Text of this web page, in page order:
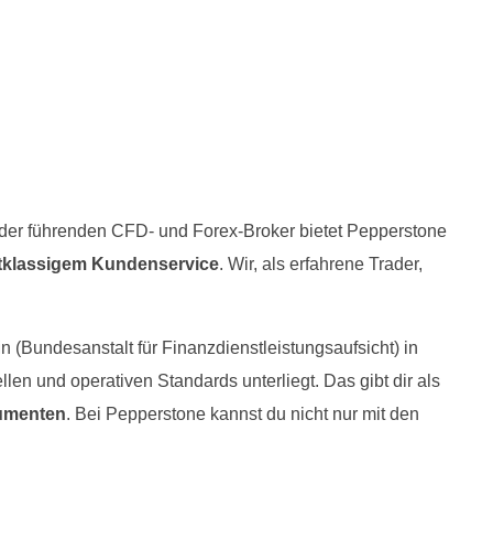
führenden CFD- und Forex-Broker bietet Pepperstone
Kundenservice. Wir, als erfahrene Trader,
(Bundesanstalt für Finanzdienstleistungsaufsicht) in
und operativen Standards unterliegt. Das gibt dir als
. Bei Pepperstone kannst du nicht nur mit den